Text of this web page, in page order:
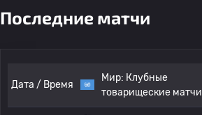
Последние матчи
Дата / Время
Мир: Клубные
товарищеские матчи